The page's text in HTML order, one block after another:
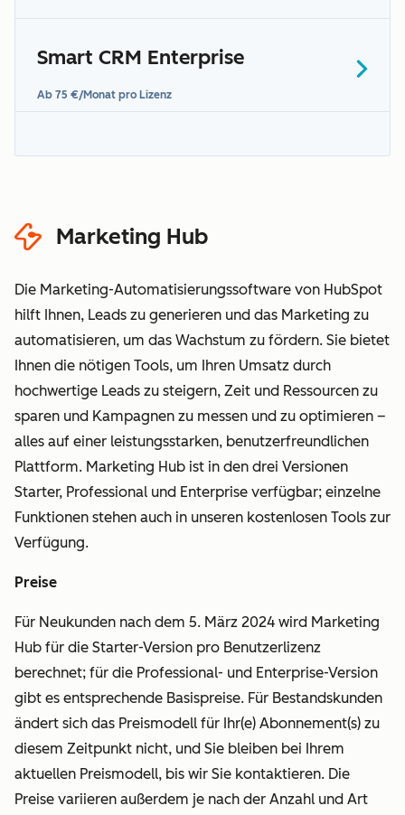
Smart CRM Enterprise
Ab 75 €/Monat pro Lizenz
HubSpot-Bedingungen für
Marketing Hub
Die Marketing-Automatisierungssoftware von HubSpot
hilft Ihnen, Leads zu generieren und das Marketing zu
automatisieren, um das Wachstum zu fördern. Sie bietet
Ihnen die nötigen Tools, um Ihren Umsatz durch
hochwertige Leads zu steigern, Zeit und Ressourcen zu
sparen und Kampagnen zu messen und zu optimieren –
alles auf einer leistungsstarken, benutzerfreundlichen
Plattform. Marketing Hub ist in den drei Versionen
Starter, Professional und Enterprise verfügbar; einzelne
Funktionen stehen auch in unseren kostenlosen Tools zur
Verfügung.
Preise
Für Neukunden nach dem 5. März 2024 wird Marketing
Hub für die Starter-Version pro Benutzerlizenz
berechnet; für die Professional- und Enterprise-Version
gibt es entsprechende Basispreise. Für Bestandskunden
ändert sich das Preismodell für Ihr(e) Abonnement(s) zu
diesem Zeitpunkt nicht, und Sie bleiben bei Ihrem
aktuellen Preismodell, bis wir Sie kontaktieren. Die
Preise variieren außerdem je nach der Anzahl und Art